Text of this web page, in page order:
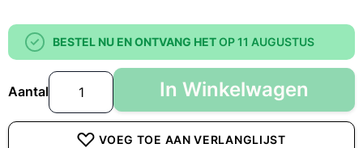
BESTEL NU EN ONTVANG HETOP 11 AUGUSTUS
Aantal In Winkelwagen
VOEG TOE AAN VERLANGLIJST